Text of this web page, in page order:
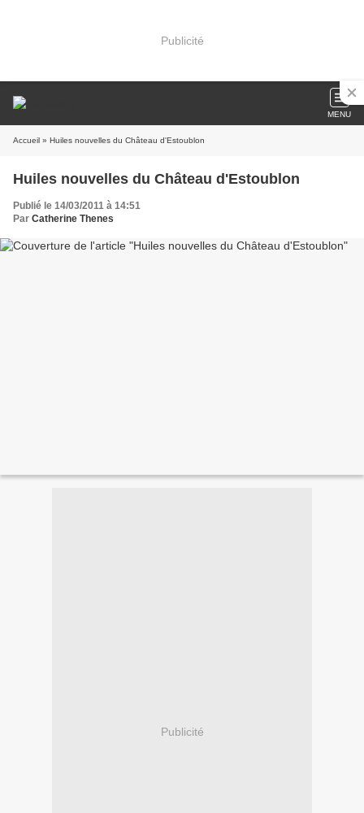
Publicité
MENU
Accueil » Huiles nouvelles du Château d'Estoublon
Huiles nouvelles du Château d'Estoublon
Publié le 14/03/2011 à 14:51
Par Catherine Thenes
Publicité